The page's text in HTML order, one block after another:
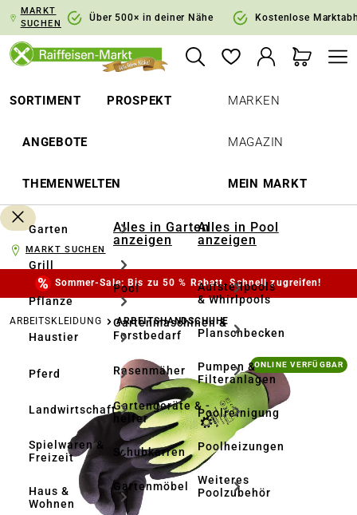
Zur Hauptnavigation springen
MARKT
SUCHEN
Über 500× in deiner Nähe Kostenlose
SORTIMENT PROSPEKT
ANGEBOTE
THEMENWELTEN
MARKEN
MAGAZIN
MEIN MARKT
Garten
Grill
Pflanze
Haustier
Pferd
Landwirtschaft
Spielwaren &
Freizeit
Haus &
Wohnen
Alles in Garten
anzeigen
Pool
Gartenmaschinen &
Forstbedarf
Rasenmäher
Gartengeräte & -
helfer
Schubkarren
Gartenmöbel
Alles in Pool
anzeigen
Aufstellpools
& Whirlpools
Planschbecken
Pumpen &
Filteranlagen
Poolreinigung
Poolheizungen
Weiteres
Poolzubehör
MARKT SUCHEN
Sommer-Sale: Bis zu 50 % Rabatt. Schnell zugreifen!
ARBEITSKLEIDUNG ARBEITSHANDSCHUHE
Bildergalerie überspringen ONLINE VERFÜGBAR